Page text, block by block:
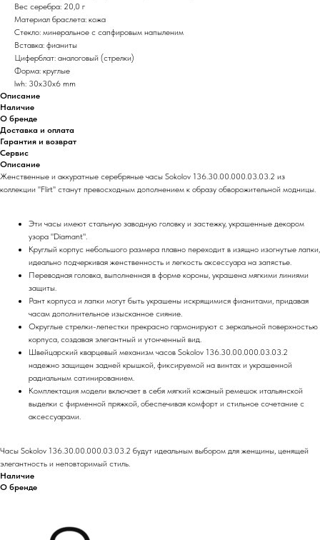
Вес серебра: 20,0 г
Материал браслета: кожа
Стекло: минеральное с сапфировым напыленим
Вставка: фианиты
Циферблат: аналоговый (стрелки)
Форма: круглые
lwh: 30x30x6 mm
Описание
Наличие
О бренде
Доставка и оплата
Гарантия и возврат
Сервис
Описание
Женственные и аккуратные серебряные часы Sokolov 136.30.00.000.03.03.2 из
коллекции ''Flirt'' станут превосходным дополнением к образу обворожительной модницы.
Эти часы имеют стальную заводную головку и застежку, украшенные декором
узора "Diamant".
Круглый корпус небольшого размера плавно переходит в изящно изогнутые лапки,
идеально подчеркивая женственность и легкость аксессуара на запястье.
Переводная головка, выполненная в форме короны, украшена мягкими линиями
защиты.
Рант корпуса и лапки могут быть украшены искрящимися фианитами, придавая
часам дополнительное изысканное сияние.
Округлые стрелки-лепестки прекрасно гармонируют с зеркальной поверхностью
корпуса, создавая элегантный и утонченный вид.
Швейцарский кварцевый механизм часов Sokolov 136.30.00.000.03.03.2
надежно защищен задней крышкой, фиксируемой на винтах и украшенной
радиальным сатинированием.
Комплектация модели включает в себя мягкий кожаный ремешок итальянской
выделки с фирменной пряжкой, обеспечивая комфорт и стильное сочетание с
аксессуарами.
Часы Sokolov 136.30.00.000.03.03.2 будут идеальным выбором для женщины, ценящей
элегантность и неповторимый стиль.
Наличие
О бренде